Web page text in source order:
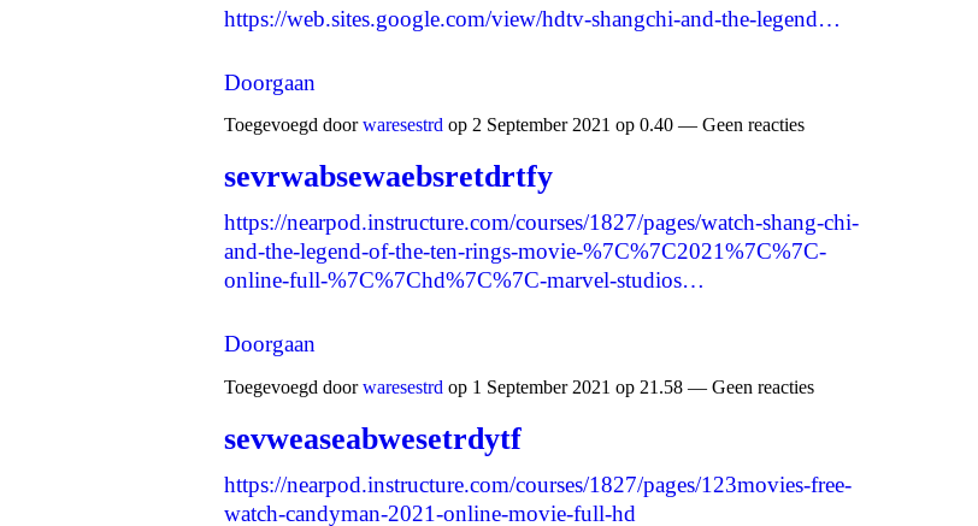
https://web.sites.google.com/view/hdtv-shangchi-and-the-legend…
Doorgaan
Toegevoegd doorwaresestrd op 2 September 2021 op 0.40 — Geen reacties
sevrwabsewaebsretdrtfy
https://nearpod.instructure.com/courses/1827/pages/watch-shang-chi-
and-the-legend-of-the-ten-rings-movie-%7C%7C2021%7C%7C-
online-full-%7C%7Chd%7C%7C-marvel-studios…
Doorgaan
Toegevoegd doorwaresestrd op 1 September 2021 op 21.58 — Geen reacties
sevweaseabwesetrdytf
https://nearpod.instructure.com/courses/1827/pages/123movies-free-
watch-candyman-2021-online-movie-full-hd